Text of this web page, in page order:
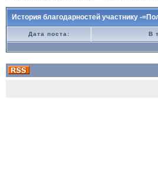
История благодарностей участнику -
Дата поста: В